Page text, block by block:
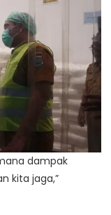
dampak
kita jaga,”